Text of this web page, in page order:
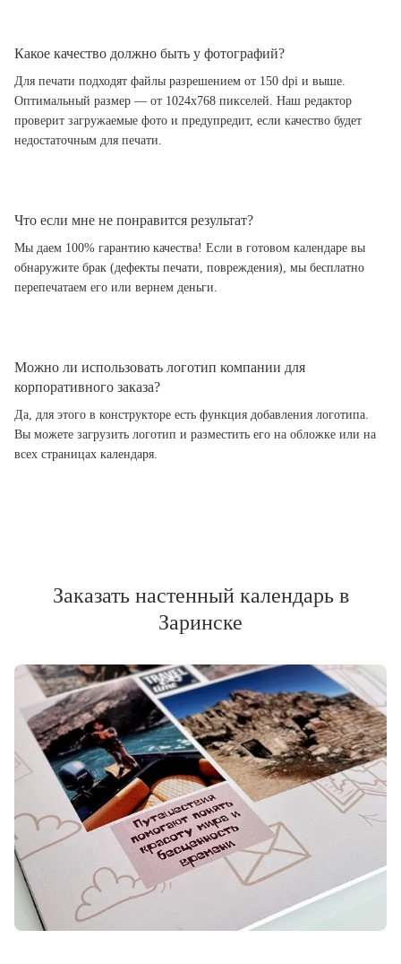
Какое качество должно быть у фотографий?
Для печати подходят файлы разрешением от 150 dpi и выше.
Оптимальный размер — от 1024x768 пикселей. Наш редактор
проверит загружаемые фото и предупредит, если качество будет
недостаточным для печати.
Что если мне не понравится результат?
Мы даем 100% гарантию качества! Если в готовом календаре вы
обнаружите брак (дефекты печати, повреждения), мы бесплатно
перепечатаем его или вернем деньги.
Можно ли использовать логотип компании для
корпоративного заказа?
Да, для этого в конструкторе есть функция добавления логотипа.
Вы можете загрузить логотип и разместить его на обложке или на
всех страницах календаря.
Заказать настенный календарь в
Заринске